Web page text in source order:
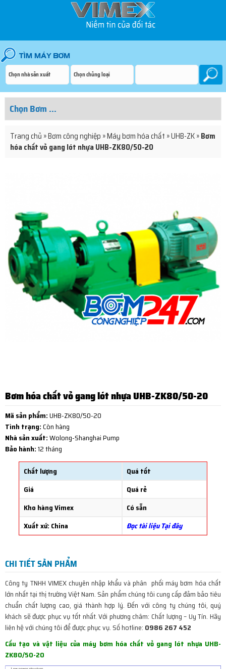
Trang chủ »Bơm công nghiệp »Máy bơm hóa chất »UHB-ZK»Bơm
hóa chất vỏ gang lót nhựa UHB-ZK80/50-20
Bơm hóa chất vỏ gang lót nhựa UHB-ZK80/50-20
Mã sản phẩm:UHB-ZK80/50-20
Tình trạng:Còn hàng
Nhà sản xuất:Wolong-Shanghai Pump
Bảo hành:12 tháng
Chất lượng
Quá tốt
Giá
Quá rẻ
Kho hàng Vimex
Có sẵn
Xuất xứ: China
Đọc tài liệu Tại đây
CHI TIẾT SẢN PHẨM
Công ty TNHH VIMEX chuyên nhập khẩu và phân phối máy bơm hóa chất
lớn nhất tại thị trường Việt Nam. Sản phẩm chúng tôi cung cấp đảm bảo tiêu
chuẩn chất lượng cao, giá thành hợp lý. Đến với công ty chúng tôi, quý
khách sẽ được phục vụ tốt nhất. Với phương châm: Chất lượng – Uy Tín. Hãy
liên hệ với chúng tôi để được phục vụ. Số hotline: 0986 267 452
Cấu tạo và vật liệu của máy bơm hóa chất vỏ gang lót nhựa UHB-
ZK80/50-20